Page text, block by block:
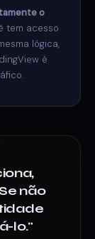
o
tem acesso
lógica,
é
não
lo."